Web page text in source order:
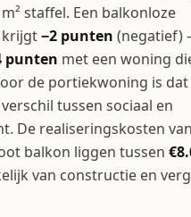
staffel. Een balkonloze
−2 punten (negatief)
punten met een woning
de portiekwoning is dat
tussen sociaal en
De realiseringskosten
balkon liggen tussen
van constructie en